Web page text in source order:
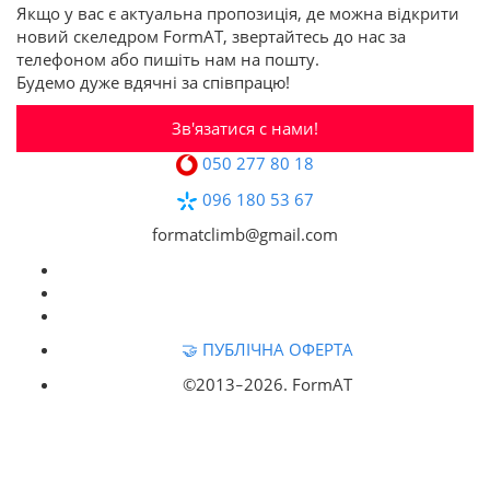
Якщо у вас є актуальна пропозиція, де можна відкрити
новий скеледром FormAT, звертайтесь до нас за
телефоном або пишіть нам на пошту.
Будемо дуже вдячні за співпрацю!
Зв'язатися с нами!
050 277 80 18
096 180 53 67
formatclimb@gmail.com
🤝 ПУБЛІЧНА ОФЕРТА
©2013‒2026. FormAT